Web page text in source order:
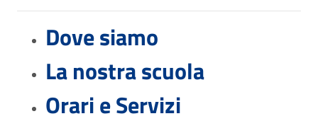
Dove siamo
La nostra scuola
Orari e Servizi